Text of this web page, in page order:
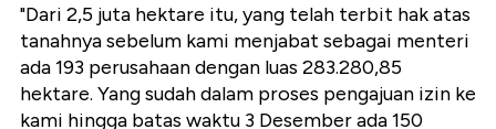
"Dari 2,5 juta hektare itu, yang telah terbit hak atas
tanahnya sebelum kami menjabat sebagai menteri
ada 193 perusahaan dengan luas 283.280,85
hektare. Yang sudah dalam proses pengajuan izin ke
kami hingga batas waktu 3 Desember ada 150